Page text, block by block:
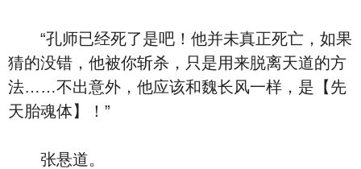
“孔师已经死了是吧！他并未真正死亡，如果
猜的没错，他被你斩杀，只是用来脱离天道的方
法……不出意外，他应该和魏长风一样，是【先
天胎魂体】！”
张悬道。